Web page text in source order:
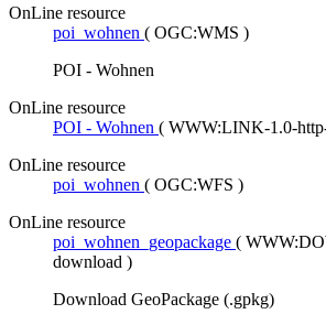
OnLine resource
poi_wohnen ( OGC:WMS )
POI - Wohnen
OnLine resource
POI - Wohnen ( WWW:LINK-1.0-
OnLine resource
poi_wohnen ( OGC:WFS )
OnLine resource
poi_wohnen_geopackage (
download )
Download GeoPackage (.gpkg)